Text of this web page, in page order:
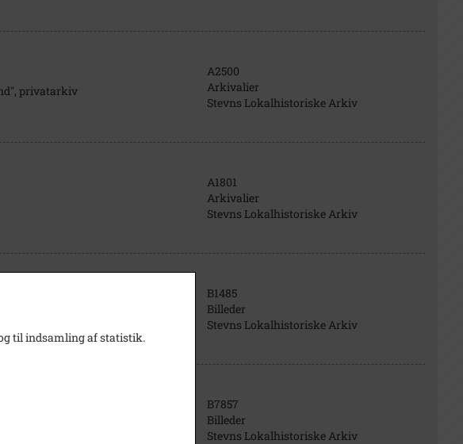
privatarkiv
A2500
Arkivalier
Stevns Lokalhistoriske Arkiv
A1801
Arkivalier
Stevns Lokalhistoriske Arkiv
B1485
Billeder
Stevns Lokalhistoriske Arkiv
B7857
Billeder
Stevns Lokalhistoriske Arkiv
til indsamling af statistik.